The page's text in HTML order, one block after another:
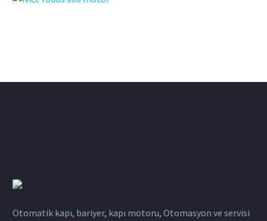
Otomatik kapı, bariyer, kapı motoru, Otomasyon ve servisi